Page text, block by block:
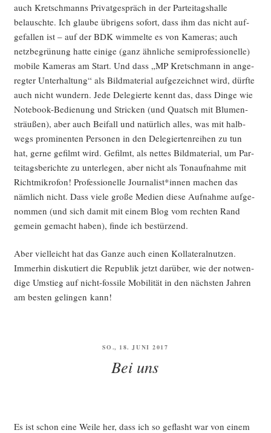
auch Kret­sch­manns Pri­vat­ge­spräch in der Par­tei­tags­hal­le
belausch­te. Ich glau­be übri­gens sofort, dass ihm das nicht auf­
ge­fal­len ist – auf der BDK wim­mel­te es von Kame­ras; auch
netz­be­grü­nung hat­te eini­ge (ganz ähn­li­che semi­pro­fes­sio­nel­le)
mobi­le Kame­ras am Start. Und dass „MP Kret­sch­mann in ange­
reg­ter Unter­hal­tung“ als Bild­ma­te­ri­al auf­ge­zeich­net wird, dürf­te
auch nicht wun­dern. Jede Dele­gier­te kennt das, dass Din­ge wie
Note­book-Bedie­nung und Stri­cken (und Quatsch mit Blu­men­
sträu­ßen), aber auch Bei­fall und natür­lich alles, was mit halb­
wegs pro­mi­nen­ten Per­so­nen in den Dele­gier­ten­rei­hen zu tun
hat, ger­ne gefilmt wird. Gefilmt, als net­tes Bild­ma­te­ri­al, um Par­
tei­tags­be­rich­te zu unter­le­gen, aber nicht als Ton­auf­nah­me mit
Richt­mi­kro­fon! Pro­fes­sio­nel­le Journalist*innen machen das
näm­lich nicht. Dass vie­le gro­ße Medi­en die­se Auf­nah­me auf­ge­
nom­men (und sich damit mit einem Blog vom rech­ten Rand
gemein gemacht haben), fin­de ich bestürzend.
Aber viel­leicht hat das Gan­ze auch einen Kol­la­te­ral­nut­zen.
Immer­hin dis­ku­tiert die Repu­blik jetzt dar­über, wie der not­wen­
di­ge Umstieg auf nicht-fos­si­le Mobi­li­tät in den nächs­ten Jah­ren
am bes­ten gelin­gen kann!
VERÖFFENTLICHT
SO., 18. JUNI 2017
Bei uns
Es ist schon eine Wei­le her, dass ich so geflasht war von einem